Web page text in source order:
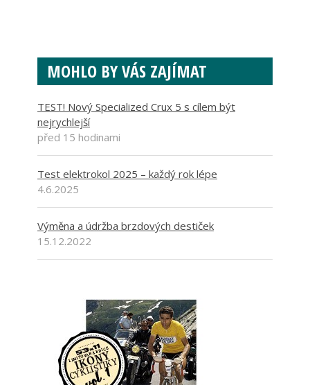
MOHLO BY VÁS ZAJÍMAT
TEST! Nový Specialized Crux 5 s cílem být
nejrychlejší
před 15 hodinami
Test elektrokol 2025 – každý rok lépe
4.6.2025
Výměna a údržba brzdových destiček
15.12.2022